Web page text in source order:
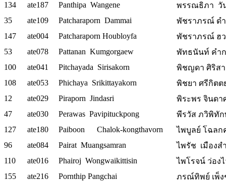
134
ate187 Panthipa Wangene
พรรณธิภา วั
35
ate109 Patcharaporn Dammai
พัชราภรณ์ ดำ
147
ate004 Patcharaporn Houbloyfa
พัชราภรณ์ ฮ
53
ate078 Pattanan Kumgorgaew
พัทธนันท์ คำ
100
ate041 Pitchayada Sirisakorn
พิชญดา ศิริส
108
ate053 Phichaya Srikittayakorn
พิชยา ศรีกิตต
12
ate029 Piraporn Jindasri
พิระพร จินดา
47
ate030 Perawas Pavipituckpong
พีรวัส ภวิพิทั
127
ate180 Paiboon Chalok-kongthavorn
ไพบูลย์ โฉลก
96
ate084 Pairat Muangsamran
ไพรัช เมือง
110
ate016 Phairoj Wongwaikittisin
ไพโรจน์ ว่อง
155
ate216 Pornthip Pangchai
ภรณ์ทิพย์ เพ็